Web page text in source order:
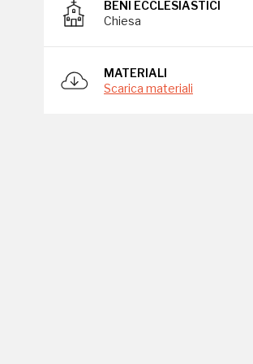
BENI ECCLESIASTICI
Chiesa
MATERIALI
Scarica materiali